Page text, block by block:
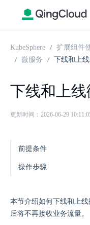
KubeSphere 扩展组件
微服务
下线和上
下线和上线
更新时间：2026-06-29
前提条件
操作步骤
本节介绍如何下线和上
后将不再接收业务流量。